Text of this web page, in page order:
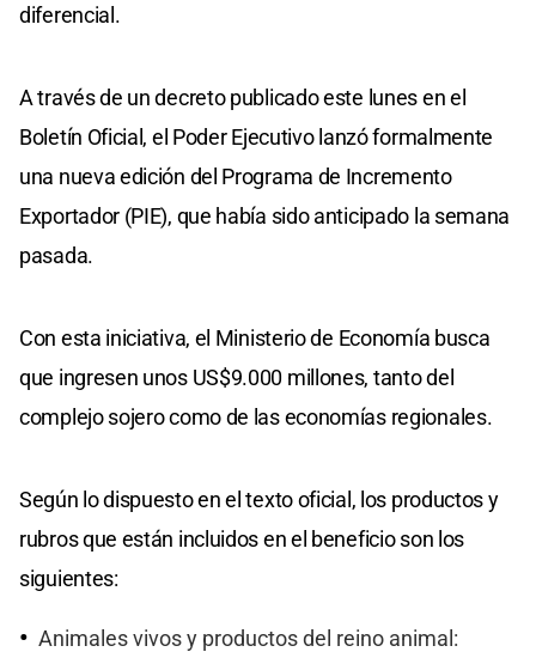
diferencial.
A través de un decreto publicado este lunes en el
Boletín Oficial, el Poder Ejecutivo lanzó formalmente
una nueva edición del Programa de Incremento
Exportador (PIE), que había sido anticipado la semana
pasada.
Con esta iniciativa, el Ministerio de Economía busca
que ingresen unos US$9.000 millones, tanto del
complejo sojero como de las economías regionales.
Según lo dispuesto en el texto oficial, los productos y
rubros que están incluidos en el beneficio son los
siguientes:
Animales vivos y productos del reino animal: